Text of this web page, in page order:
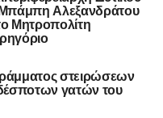
Αλεξανδράτου
Μητροπολίτη
στειρώσεων
γατών του